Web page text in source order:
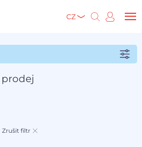
CZ
prodej
Zrušit filtr